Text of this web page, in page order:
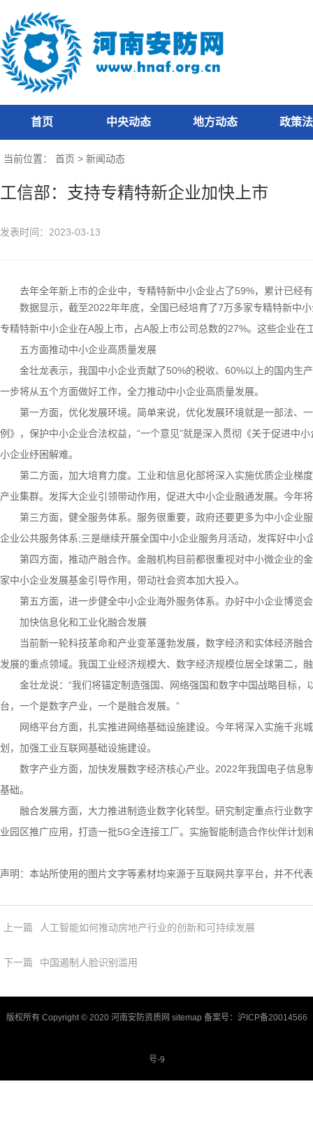
首页 中央动态 地方动态 政策
当前位置： 首页 > 新闻动态
工信部：支持专精特新企业加快上市
发表时间：2023-03-13
去年全年新上市的企业中，专精特新中小企业占了59%，累计已经
数据显示，截至2022年年底，全国已经培育了7万多家专精特新中小
专精特新中小企业在A股上市，占A股上市公司总数的27%。这些企业
五方面推动中小企业高质量发展
金壮龙表示，我国中小企业贡献了50%的税收、60%以上的国内生
一步将从五个方面做好工作，全力推动中小企业高质量发展。
第一方面，优化发展环境。简单来说，优化发展环境就是一部法、一
例》，保护中小企业合法权益，“一个意见”就是深入贯彻《关于促进中
小企业纾困解难。
第二方面，加大培育力度。工业和信息化部将深入实施优质企业梯
产业集群。发挥大企业引领带动作用，促进大中小企业融通发展。今年
第三方面，健全服务体系。服务很重要，政府还要更多为中小企业
企业公共服务体系;三是继续开展全国中小企业服务月活动，发挥好中
第四方面，推动产融合作。金融机构目前都很重视对中小微企业的
家中小企业发展基金引导作用，带动社会资本加大投入。
第五方面，进一步健全中小企业海外服务体系。办好中小企业博览
加快信息化和工业化融合发展
当前新一轮科技革命和产业变革蓬勃发展，数字经济和实体经济融
发展的重点领域。我国工业经济规模大、数字经济规模位居全球第二，
金壮龙说：“我们将锚定制造强国、网络强国和数字中国战略目标，
台，一个是数字产业，一个是融合发展。”
网络平台方面，扎实推进网络基础设施建设。今年将深入实施千兆
划，加强工业互联网基础设施建设。
数字产业方面，加快发展数字经济核心产业。2022年我国电子信息
基础。
融合发展方面，大力推进制造业数字化转型。研究制定重点行业数字
业园区推广应用，打造一批5G全连接工厂。实施智能制造合作伙伴计
声明：本站所使用的图片文字等素材均来源于互联网共享平台，并不代
上一篇 人工智能如何推动房地产行业的创新和可持续发展
下一篇 中国遏制人脸识别滥用
版权所有 Copyright © 2020 河南安防资质网 sitemap 备案号： 沪ICP备20014566
号-9